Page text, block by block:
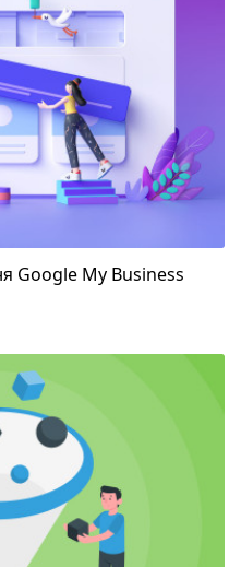
Google My Business
— чому вони